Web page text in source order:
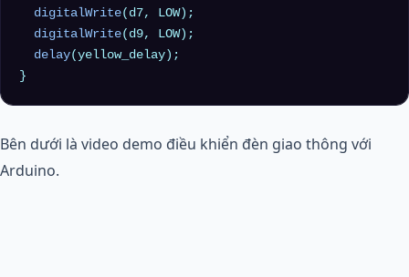
digitalWrite(d7, LOW);
digitalWrite(d9, LOW);
delay(yellow_delay);
Bên dưới là video demo điều khiển đèn giao thông với
Arduino.